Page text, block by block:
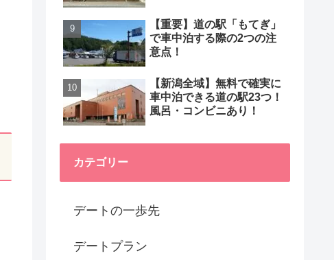
【重要】道の駅「もてぎ」
で車中泊する際の2つの注
意点！
【新潟全域】無料で確実に
車中泊できる道の駅23つ！
風呂・コンビニあり！
カテゴリー
デートの一歩先
デートプラン